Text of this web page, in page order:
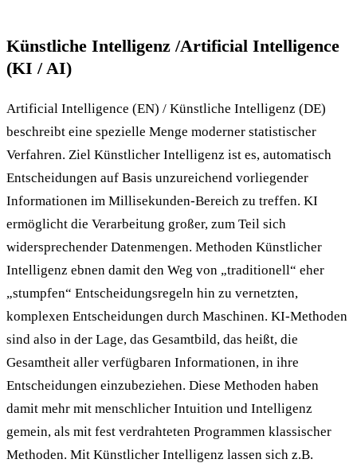
Künstliche Intelligenz /Artificial Intelligence
(KI / AI)
Artificial Intelligence (EN) / Künstliche Intelligenz (DE)
beschreibt eine spezielle Menge moderner statistischer
Verfahren. Ziel Künstlicher Intelligenz ist es, automatisch
Entscheidungen auf Basis unzureichend vorliegender
Informationen im Millisekunden-Bereich zu treffen. KI
ermöglicht die Verarbeitung großer, zum Teil sich
widersprechender Datenmengen. Methoden Künstlicher
Intelligenz ebnen damit den Weg von „traditionell“ eher
„stumpfen“ Entscheidungsregeln hin zu vernetzten,
komplexen Entscheidungen durch Maschinen. KI-Methoden
sind also in der Lage, das Gesamtbild, das heißt, die
Gesamtheit aller verfügbaren Informationen, in ihre
Entscheidungen einzubeziehen. Diese Methoden haben
damit mehr mit menschlicher Intuition und Intelligenz
gemein, als mit fest verdrahteten Programmen klassischer
Methoden. Mit Künstlicher Intelligenz lassen sich z.B.